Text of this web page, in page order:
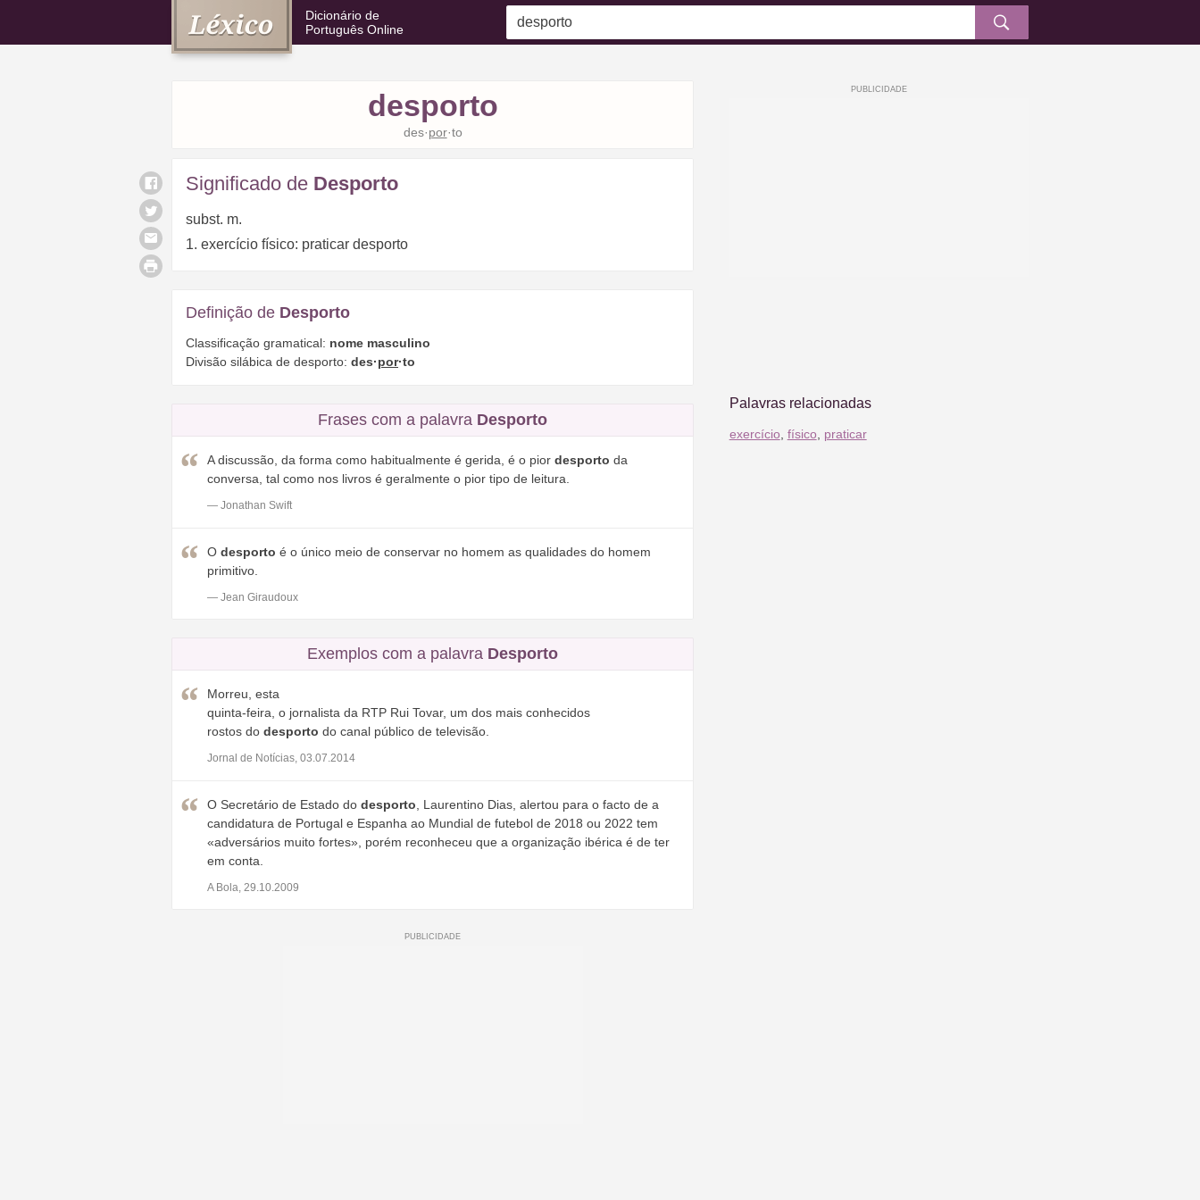
Dicionário de
Português Online
desporto
des·por·to
Significado de Desporto
subst. m.
1. exercício físico: praticar desporto
Definição de Desporto
Classificação gramatical: nome masculino
Divisão silábica de desporto: des·por·to
Frases com a palavra Desporto
A discussão, da forma como habitualmente é gerida, é o pior desporto da
conversa, tal como nos livros é geralmente o pior tipo de leitura.
— Jonathan Swift
O desporto é o único meio de conservar no homem as qualidades do homem
primitivo.
— Jean Giraudoux
Exemplos com a palavra Desporto
Morreu, esta
quinta-feira, o jornalista da RTP Rui Tovar, um dos mais conhecidos
rostos do desporto do canal público de televisão.
Jornal de Notícias, 03.07.2014
O Secretário de Estado do desporto , Laurentino Dias, alertou para o facto de a
candidatura de Portugal e Espanha ao Mundial de futebol de 2018 ou 2022 tem
«adversários muito fortes», porém reconheceu que a organização ibérica é de ter
em conta.
A Bola, 29.10.2009
Palavras relacionadas
exercício, físico, praticar